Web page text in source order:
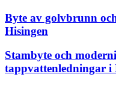
Byte av golvbrunn
Hisingen
Stambyte och
tappvattenledningar i